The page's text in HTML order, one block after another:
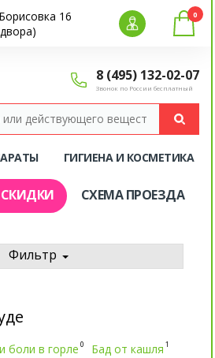
16
8 (495) 132-02-07
Звонок по России бесплатный
0
ГИГИЕНА И КОСМЕТИКА
СКИДКИ СХЕМА ПРОЕЗДА
Фильтр
боли в горле 0 Бад от кашля 1